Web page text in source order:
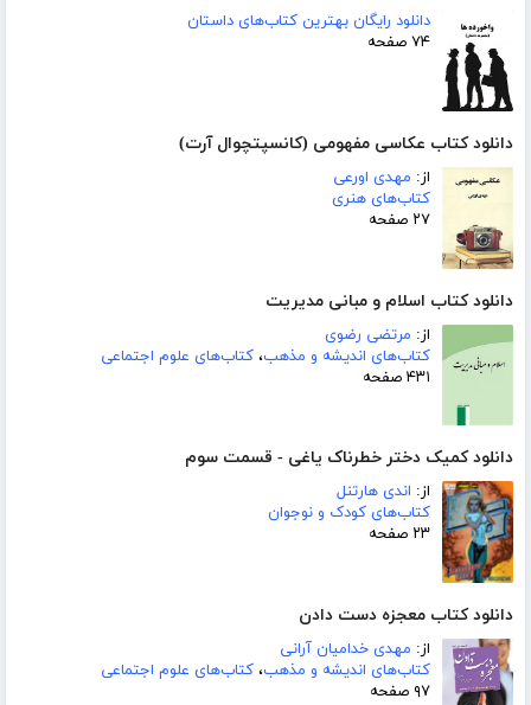
دانلود رایگان بهترین کتاب‌های داستان
۷۴ صفحه
دانلود کتاب عکاسی مفهومی (کانسپتچوال آرت)
از: مهدی اورعی
کتاب‌های هنری
۲۷ صفحه
دانلود کتاب اسلام و مبانی مدیریت
از: مرتضی رضوی
کتاب‌های اندیشه و مذهب، کتاب‌های علوم اجتماعی
۴۳۱ صفحه
دانلود کمیک دختر خطرناک یاغی - قسمت سوم
از: اندی هارتنل
کتاب‌های کودک و نوجوان
۲۳ صفحه
دانلود کتاب معجزه دست دادن
از: مهدی خدامیان آرانی
کتاب‌های اندیشه و مذهب، کتاب‌های علوم اجتماعی
۹۷ صفحه